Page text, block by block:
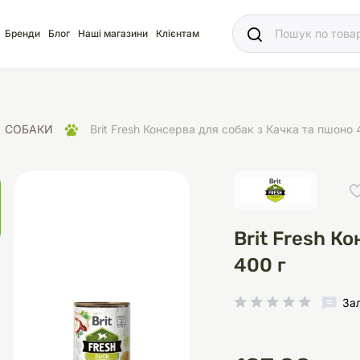
Наповнювачі
для кліток
Акваріуми
Бренди Блог Наші магазини Клієнтам
СОБАКИ Brit Fresh Консерва для собак з Качка та пшоно
Brit Fresh
400 г